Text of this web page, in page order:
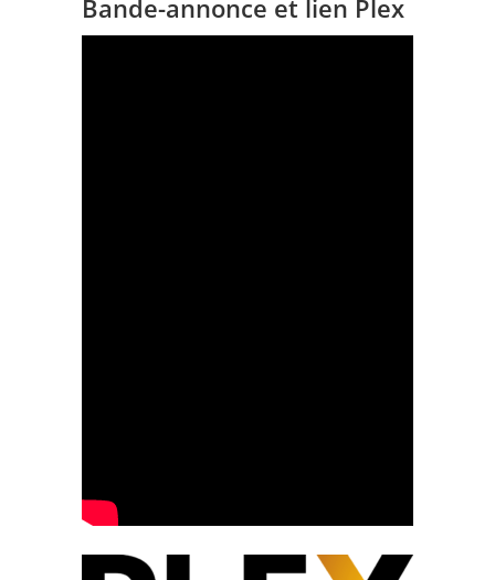
Bande-annonce et lien Plex